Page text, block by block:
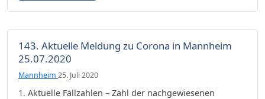
143. Aktuelle Meldung zu Corona in Mannheim
25.07.2020
Mannheim 25. Juli 2020
1. Aktuelle Fallzahlen – Zahl der nachgewiesenen